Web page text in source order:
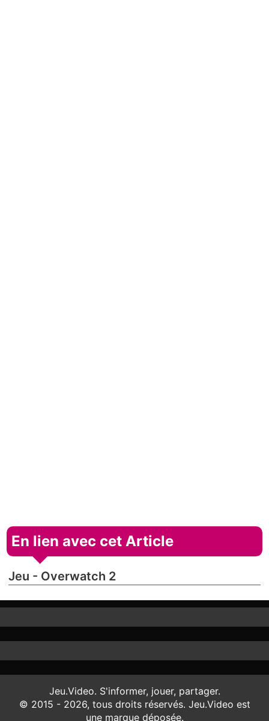
En lien avec cet Article
Jeu - Overwatch 2
Jeu.Video. S'informer, jouer, partager.
© 2015 - 2026, tous droits réservés. Jeu.Video est
une marque déposée.